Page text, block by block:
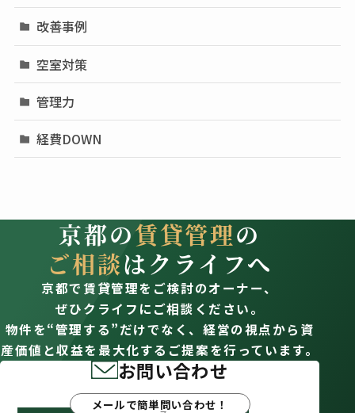
改善事例
空室対策
管理力
経費DOWN
京都の賃貸管理の
ご相談はクライフへ
京都で賃貸管理をご検討のオーナー、
ぜひクライフにご相談ください。
物件を“管理する”だけでなく、経営の視点から資
産価値と収益を最大化するご提案を行っています。
お問い合わせ
メールで簡単問い合わせ！